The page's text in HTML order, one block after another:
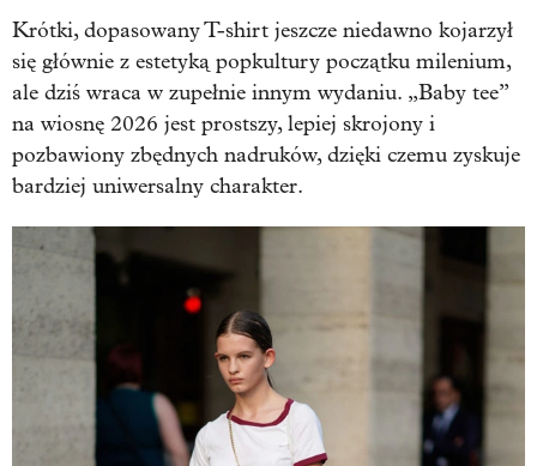
Krótki, dopasowany T-shirt jeszcze niedawno kojarzył
się głównie z estetyką popkultury początku milenium,
ale dziś wraca w zupełnie innym wydaniu. „Baby tee”
na wiosnę 2026 jest prostszy, lepiej skrojony i
pozbawiony zbędnych nadruków, dzięki czemu zyskuje
bardziej uniwersalny charakter.